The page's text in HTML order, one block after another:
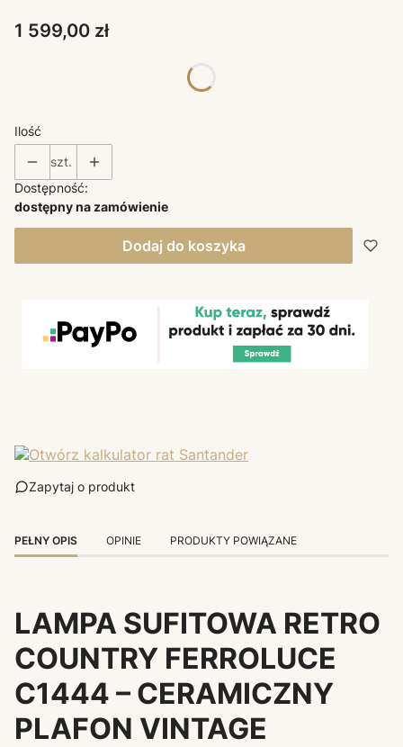
Cena
1 599,00 zł
Poszczególne warianty mogą różnić się ceną
Ilość
szt.
Dostępność:
dostępny na zamówienie
Dodaj do koszyka
Zapytaj o produkt
PEŁNY OPIS OPINIE PRODUKTY POWIĄZANE
LAMPA SUFITOWA RETRO
COUNTRY FERROLUCE
C1444 – CERAMICZNY
PLAFON VINTAGE